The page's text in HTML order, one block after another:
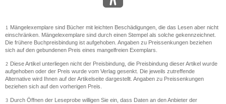
1 Mängelexemplare sind Bücher mit leichten Beschädigungen, die das Lesen aber nicht
einschränken. Mängelexemplare sind durch einen Stempel als solche gekennzeichnet.
Die frühere Buchpreisbindung ist aufgehoben. Angaben zu Preissenkungen beziehen
sich auf den gebundenen Preis eines mangelfreien Exemplars.
2
Diese Artikel unterliegen nicht der Preisbindung, die Preisbindung dieser Artikel wurde
aufgehoben oder der Preis wurde vom Verlag gesenkt. Die jeweils zutreffende
Alternative wird Ihnen auf der Artikelseite dargestellt. Angaben zu Preissenkungen
beziehen sich auf den vorherigen Preis.
3
Durch Öffnen der Leseprobe willigen Sie ein, dass Daten an den Anbieter der